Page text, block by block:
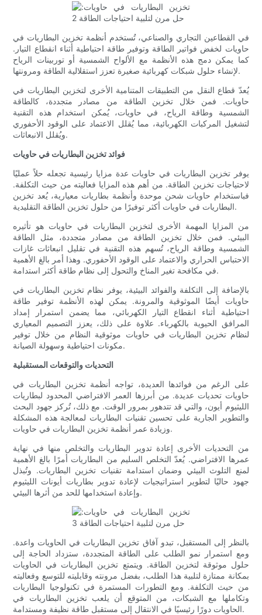
في القطاعين التجاري والصناعي، تُستخدم أنظمة تخزين البطاريات في
حاويات لخفض فواتير الطاقة وتوفير طاقة احتياطية أثناء انقطاع التيار.
كما يمكن دمج هذه الأنظمة مع الألواح الشمسية أو توربينات الرياح
لإنشاء حلول شبكات كهربائية صغيرة تعزز استقلالية الطاقة ومرونتها.
يُعدّ قطاع النقل من التطبيقات المتنامية الأخرى لتخزين البطاريات في
حاويات. فمن خلال تخزين الطاقة من مصادر متجددة، كالطاقة
الشمسية وطاقة الرياح، في حاويات، يُمكن استخدام هذه التقنية
لتشغيل المركبات الكهربائية، مما يُقلل الاعتماد على الوقود الأحفوري
ويُقلل الانبعاثات.
فوائد تخزين البطاريات في حاويات
يوفر تخزين البطاريات في حاويات عدة مزايا رئيسية تجعله حلاً عمليًا
لاحتياجات تخزين الطاقة. من أهم هذه المزايا فعاليته من حيث التكلفة.
فباستخدام حاويات شحن موحدة وأنظمة بطاريات معيارية، يُعد تخزين
البطاريات في حاويات أكثر توفيرًا من حلول تخزين الطاقة التقليدية.
من المزايا المهمة الأخرى لتخزين البطاريات في حاويات هو تأثيره
البيئي. فمن خلال تخزين الطاقة من مصادر متجددة، مثل الطاقة
الشمسية وطاقة الرياح، تُسهم هذه التقنية في تقليل انبعاثات غازات
الاحتباس الحراري والاعتماد على الوقود الأحفوري. وهذا أمر بالغ الأهمية
في مكافحة تغير المناخ والتحول إلى نظام طاقة أكثر استدامة.
بالإضافة إلى التكلفة والفوائد البيئية، يوفر نظام تخزين البطاريات في
حاويات أيضًا الموثوقية والمرونة. يمكن لهذه الأنظمة توفير طاقة
احتياطية أثناء انقطاع التيار الكهربائي، مما يضمن استمرار إمداد
المرافق الحيوية بالكهرباء. علاوة على ذلك، يعزز التصميم المعياري
لنظام تخزين البطاريات في حاويات موثوقية النظام من خلال توفير
مكونات احتياطية وسهولة الصيانة.
التحديات والتوقعات المستقبلية
على الرغم من فوائدها العديدة، تواجه أنظمة تخزين البطاريات في
حاويات تحديات عديدة. من أبرزها العمر الافتراضي المحدود لبطاريات
الليثيوم أيون، والتي قد تتدهور بمرور الوقت. مع ذلك، تُركز جهود البحث
والتطوير الجارية على تحسين تقنيات البطاريات لمعالجة هذه المشكلة
وزيادة عمر أنظمة تخزين البطاريات في حاويات.
من التحديات الأخرى إعادة تدوير البطاريات والتخلص منها في نهاية
عمرها الافتراضي. يُعدّ التخلص السليم من البطاريات أمرًا بالغ الأهمية
لمنع التلوث البيئي وضمان استدامة تقنيات تخزين البطاريات. وتُبذل
جهود حاليًا لتطوير استراتيجيات لإعادة تدوير بطاريات أيونات الليثيوم
وإعادة استخدامها للحد من أثرها البيئي.
بالنظر إلى المستقبل، تبدو آفاق تخزين البطاريات في الحاويات واعدة.
ومع استمرار نمو الطلب على الطاقة المتجددة، ستزداد الحاجة إلى
حلول موثوقة لتخزين الطاقة. ويتمتع تخزين البطاريات في الحاويات
بمكانة ممتازة لتلبية هذا الطلب، بفضل مرونته وقابليته للتوسع وفعاليته
من حيث التكلفة. ومع التطورات المستمرة في تكنولوجيا البطاريات
وتكاملها مع الشبكات، من المتوقع أن يلعب تخزين البطاريات في
الحاويات دورًا رئيسيًا في الانتقال إلى مستقبل طاقة نظيفة ومستدامة.